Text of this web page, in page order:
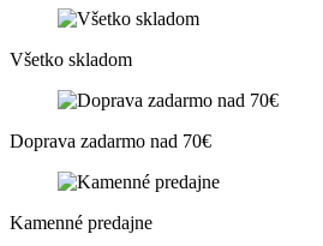
Všetko skladom
Doprava zadarmo nad 70€
Kamenné predajne